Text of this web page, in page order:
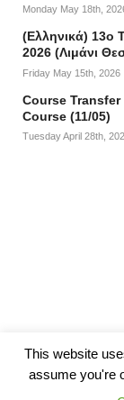
Monday May 18th,
(Ελληνικά) 13ο
2026 (Λιμάνι
Friday May 15th, 2026
Course
Course (11/05)
Tuesday April 28th,
This website
assume you're